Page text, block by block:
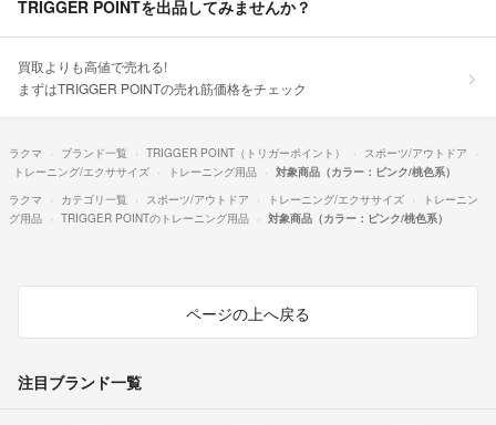
TRIGGER POINTを出品してみませんか？
買取よりも高値で売れる!
まずはTRIGGER POINTの売れ筋価格をチェック
ラクマ ブランド一覧 TRIGGER POINT（トリガーポイント）
スポーツ/アウトドア
トレーニング/エクササイズ
トレーニング用品
対象商品（カラー：ピンク/桃色系）
ラクマ
カテゴリ一覧 スポーツ/アウトドア トレーニング/エクササイズ
トレーニン
グ用品
TRIGGER POINTのトレーニング用品 対象商品（カラー：ピンク/桃色系）
ページの上へ戻る
注目ブランド一覧